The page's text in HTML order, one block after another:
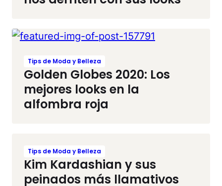
Tips de Moda y Belleza
Golden Globes 2020: Los
mejores looks en la
alfombra roja
Tips de Moda y Belleza
Kim Kardashian y sus
peinados más llamativos